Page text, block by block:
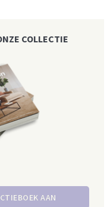
COLLECTIE
AAN